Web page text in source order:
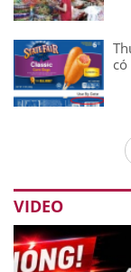
VIDEO